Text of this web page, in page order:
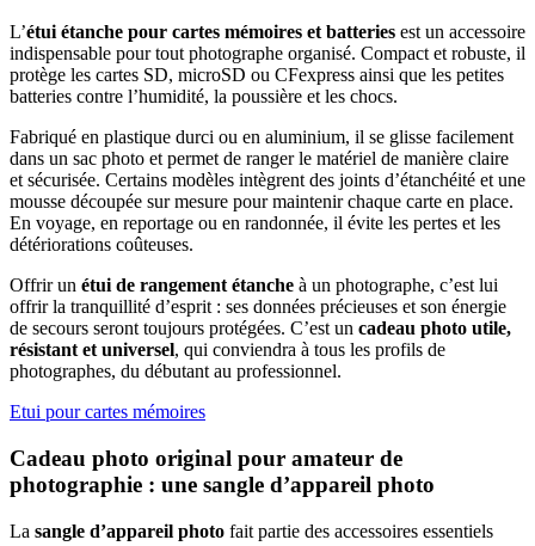
L’étui étanche pour cartes mémoires et batteries est un accessoire
indispensable pour tout photographe organisé. Compact et robuste, il
protège les cartes SD, microSD ou CFexpress ainsi que les petites
batteries contre l’humidité, la poussière et les chocs.
Fabriqué en plastique durci ou en aluminium, il se glisse facilement
dans un sac photo et permet de ranger le matériel de manière claire
et sécurisée. Certains modèles intègrent des joints d’étanchéité et une
mousse découpée sur mesure pour maintenir chaque carte en place.
En voyage, en reportage ou en randonnée, il évite les pertes et les
détériorations coûteuses.
Offrir un étui de rangement étanche à un photographe, c’est lui
offrir la tranquillité d’esprit : ses données précieuses et son énergie
de secours seront toujours protégées. C’est un cadeau photo utile,
résistant et universel, qui conviendra à tous les profils de
photographes, du débutant au professionnel.
Etui pour cartes mémoires
Cadeau photo original pour amateur de
photographie : une sangle d’appareil photo
La sangle d’appareil photo fait partie des accessoires essentiels